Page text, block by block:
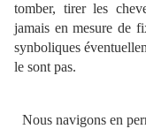
tomber, tirer les
jamais en mesure de
synboliques
le sont pas.
Nous navigons en